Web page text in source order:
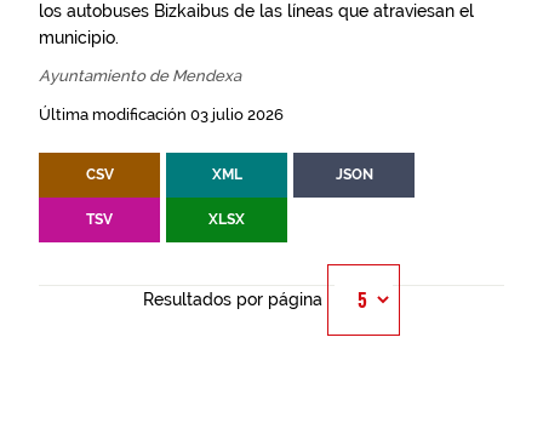
los autobuses Bizkaibus de las líneas que atraviesan el
municipio.
Ayuntamiento de Mendexa
Última modificación 03 julio 2026
CSV XML JSON
TSV XLSX
Resultados por página